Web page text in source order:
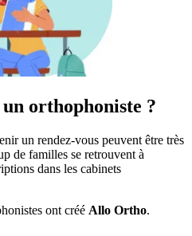
orthophoniste ?
un rendez-vous peuvent être très
de familles se retrouvent à
dans les cabinets
ont créé Allo Ortho.